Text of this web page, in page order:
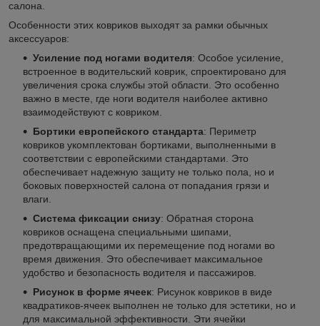
салона.
Особенности этих ковриков выходят за рамки обычных
аксессуаров:
Усиление под ногами водителя: Особое усиление,
встроенное в водительский коврик, спроектировано для
увеличения срока службы этой области. Это особенно
важно в месте, где ноги водителя наиболее активно
взаимодействуют с ковриком.
Бортики европейского стандарта: Периметр
ковриков укомплектован бортиками, выполненными в
соответствии с европейскими стандартами. Это
обеспечивает надежную защиту не только пола, но и
боковых поверхностей салона от попадания грязи и
влаги.
Система фиксации снизу: Обратная сторона
ковриков оснащена специальными шипами,
предотвращающими их перемещение под ногами во
время движения. Это обеспечивает максимальное
удобство и безопасность водителя и пассажиров.
Рисунок в форме ячеек: Рисунок ковриков в виде
квадратиков-ячеек выполнен не только для эстетики, но и
для максимальной эффективности. Эти ячейки